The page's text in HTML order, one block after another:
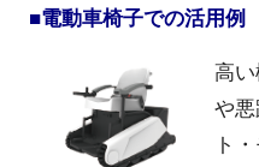
■電動車椅子での活用例
高
や
ト